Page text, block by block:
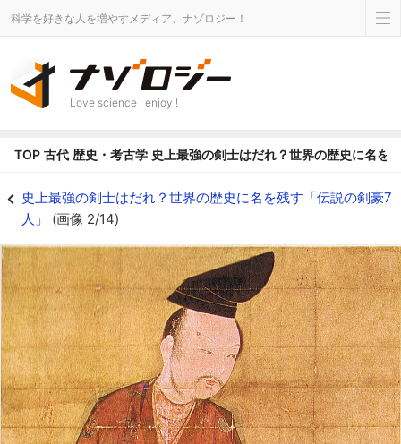
科学を好きな人を増やすメディア、ナゾロジー！
Love science , enjoy !
TOP 古代 歴史・考古学 史上最強の剣士はだれ？世界の歴史に名を
史上最強の剣士はだれ？世界の歴史に名を残す「伝説の剣豪7
人」 (画像 2/14)